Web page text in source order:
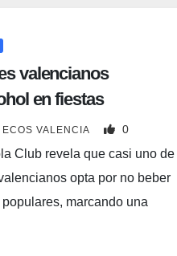
valencianos
en fiestas
ECOS VALENCIA 0
Club revela que casi uno de
opta por no beber
marcando una